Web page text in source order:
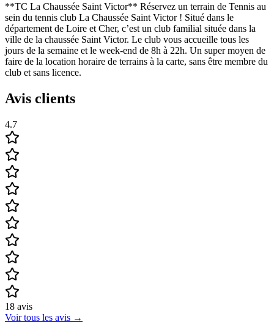
**TC La Chaussée Saint Victor** Réservez un terrain de Tennis au
sein du tennis club La Chaussée Saint Victor ! Situé dans le
département de Loire et Cher, c’est un club familial située dans la
ville de la chaussée Saint Victor. Le club vous accueille tous les
jours de la semaine et le week-end de 8h à 22h. Un super moyen de
faire de la location horaire de terrains à la carte, sans être membre du
club et sans licence.
Avis clients
4.7
18 avis
Voir tous les avis →